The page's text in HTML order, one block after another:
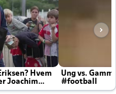
Hvem
Joachim
Ung vs.
#football